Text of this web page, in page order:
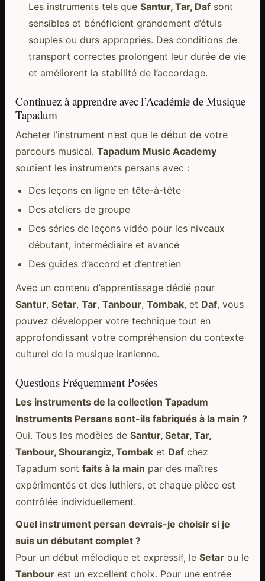
Les instruments tels que Santur, Tar, Dafsont
sensibles et bénéficient grandement d’étuis
souples ou durs appropriés. Des conditions de
transport correctes prolongent leur durée de vie
et améliorent la stabilité de l’accordage.
Continuez à apprendre avec l’Académie de Musique
Tapadum
Acheter l’instrument n’est que le début de votre
parcours musical. Tapadum Music Academy
soutient les instruments persans avec :
Des leçons en ligne en tête-à-tête
Des ateliers de groupe
Des séries de leçons vidéo pour les niveaux
débutant, intermédiaire et avancé
Des guides d’accord et d’entretien
Avec un contenu d’apprentissage dédié pour
Santur, Setar, Tar, Tanbour, Tombak, et Daf, vous
pouvez développer votre technique tout en
approfondissant votre compréhension du contexte
culturel de la musique iranienne.
Questions Fréquemment Posées
Les instruments de la collection Tapadum
Instruments Persans sont-ils fabriqués à la main ?
Oui. Tous les modèles de Santur, Setar, Tar,
Tanbour, Shourangiz, Tombaket Dafchez
Tapadum sont faits à la main par des maîtres
expérimentés et des luthiers, et chaque pièce est
contrôlée individuellement.
Quel instrument persan devrais-je choisir si je
suis un débutant complet ?
Pour un début mélodique et expressif, le Setarou le
Tanbourest un excellent choix. Pour une entrée